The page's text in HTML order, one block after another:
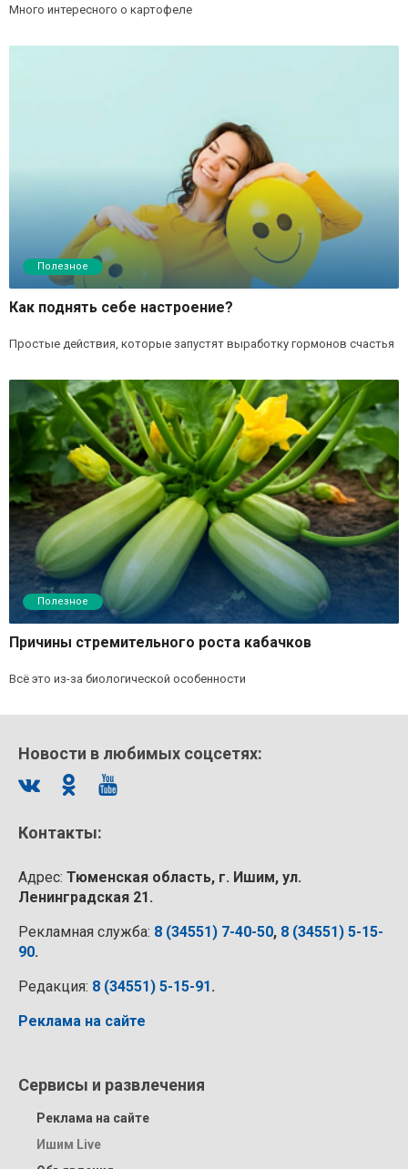
Много интересного о картофеле
Полезное
Как поднять себе настроение?
Простые действия, которые запустят выработку гормонов счастья
Полезное
Причины стремительного роста кабачков
Всё это из-за биологической особенности
Новости в любимых соцсетях:
Контакты:
Адрес: Тюменская область, г. Ишим, ул.
Ленинградская 21.
Рекламная служба: 8 (34551) 7-40-50, 8 (34551) 5-15-
90.
Редакция: 8 (34551) 5-15-91.
Реклама на сайте
Сервисы и развлечения
Реклама на сайте
Ишим Live